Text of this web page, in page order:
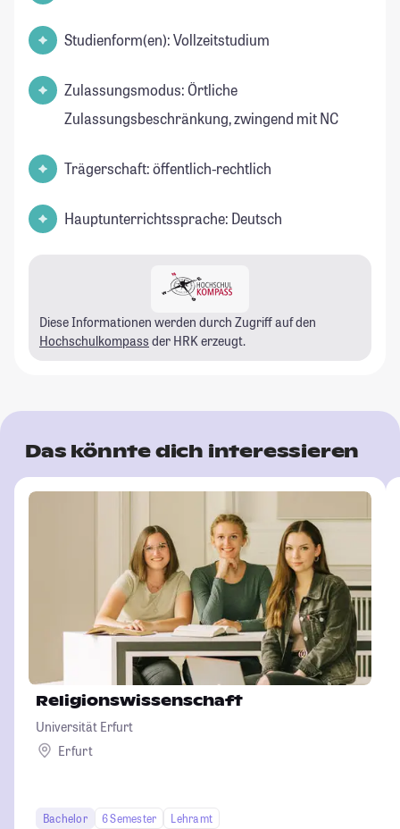
Studienform(en): Vollzeitstudium
Zulassungsmodus: Örtliche
Zulassungsbeschränkung, zwingend mit NC
Trägerschaft: öffentlich-rechtlich
Hauptunterrichtssprache: Deutsch
Diese Informationen werden durch Zugriff auf den
Hochschulkompass der HRK erzeugt.
Das könnte dich interessieren
Religionswissenschaft
Universität Erfurt
Erfurt
Bachelor 6 Semester
Lehramt